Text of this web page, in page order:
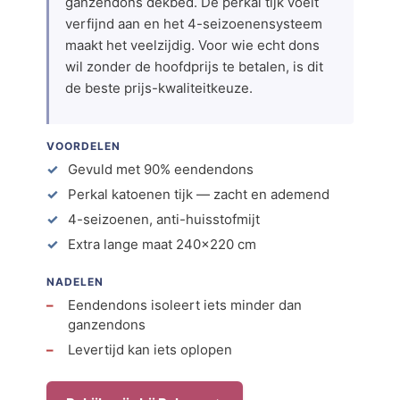
verfijnd aan en het 4-seizoenensysteem
maakt het veelzijdig. Voor wie echt dons
wil zonder de hoofdprijs te betalen, is dit
de beste prijs-kwaliteitkeuze.
VOORDELEN
Gevuld met 90% eendendons
Perkal katoenen tijk — zacht en ademend
4-seizoenen, anti-huisstofmijt
Extra lange maat 240×220 cm
NADELEN
Eendendons isoleert iets minder dan
ganzendons
Levertijd kan iets oplopen